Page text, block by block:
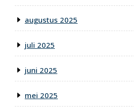
augustus 2025
juli 2025
juni 2025
mei 2025